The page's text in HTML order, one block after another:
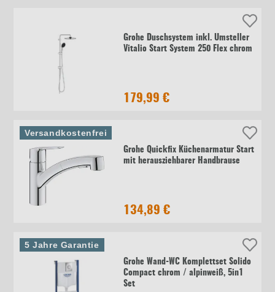
Grohe Duschsystem inkl. Umsteller
Vitalio Start System 250 Flex chrom
179,99 €
Grohe Quickfix Küchenarmatur Start
mit herausziehbarer Handbrause
134,89 €
Versandkostenfrei
Grohe Wand-WC Komplettset Solido
Compact chrom / alpinweiß, 5in1
Set
5 Jahre Garantie